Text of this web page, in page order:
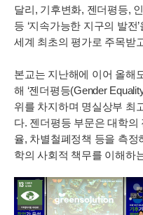
달리, 기후변화, 젠더평등,
등 ‘지속가능한 지구의 발전
세계 최초의 평가로 주목받
본교는 지난해에 이어 올해
해 ‘젠더평등(Gender
위를 차지하며 명실상부 최
다. 젠더평등 부문은 대학의
율, 차별철폐정책 등을 측정
학의 사회적 책무를 이해하